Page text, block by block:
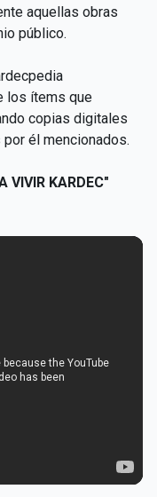
aquellas obras
público.
los ítems que
copias digitales
él mencionados.
VIVIR KARDEC"